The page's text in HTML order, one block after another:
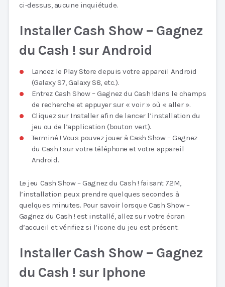
ci-dessus, aucune inquiétude.
Installer Cash Show – Gagnez
du Cash ! sur Android
Lancez le Play Store depuis votre appareil Android
(Galaxy S7, Galaxy S8, etc.).
Entrez Cash Show – Gagnez du Cash !dans le champs
de recherche et appuyer sur « voir » où « aller ».
Cliquez sur Installer afin de lancer l’installation du
jeu ou de l’application (bouton vert).
Terminé ! Vous pouvez jouer à Cash Show – Gagnez
du Cash ! sur votre téléphone et votre appareil
Android.
Le jeu Cash Show – Gagnez du Cash ! faisant 72M,
l’installation peux prendre quelques secondes à
quelques minutes. Pour savoir lorsque Cash Show –
Gagnez du Cash ! est installé, allez sur votre écran
d’accueil et vérifiez si l’icone du jeu est présent.
Installer Cash Show – Gagnez
du Cash ! sur Iphone